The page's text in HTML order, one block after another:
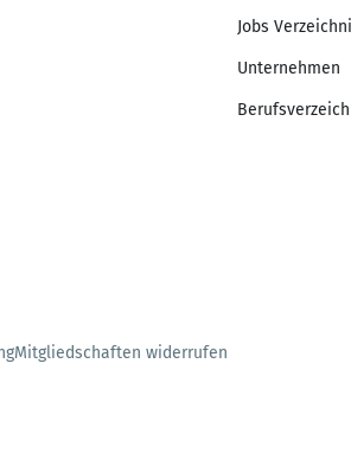
Jobs
Unternehmen
Mitgliedschaften widerrufen